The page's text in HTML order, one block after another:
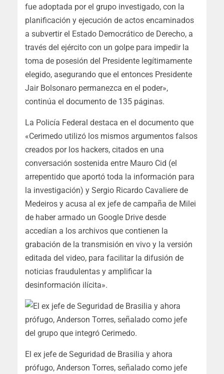
fue adoptada por el grupo investigado, con la
planificación y ejecución de actos encaminados
a subvertir el Estado Democrático de Derecho, a
través del ejército con un golpe para impedir la
toma de posesión del Presidente legítimamente
elegido, asegurando que el entonces Presidente
Jair Bolsonaro permanezca en el poder»,
continúa el documento de 135 páginas.
La Policía Federal destaca en el documento que
«Cerimedo utilizó los mismos argumentos falsos
creados por los hackers, citados en una
conversación sostenida entre Mauro Cid (el
arrepentido que aportó toda la información para
la investigación) y Sergio Ricardo Cavaliere de
Medeiros y acusa al ex jefe de campaña de Milei
de haber armado un Google Drive desde
accedían a los archivos que contienen la
grabación de la transmisión en vivo y la versión
editada del video, para facilitar la difusión de
noticias fraudulentas y amplificar la
desinformación ilícita».
El ex jefe de Seguridad de Brasilia y ahora
prófugo, Anderson Torres, señalado como jefe